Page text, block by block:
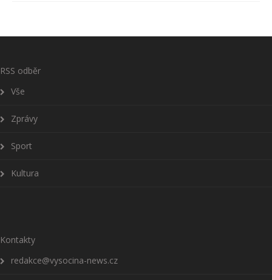
RSS odběr
Vše
Zprávy
Sport
Kultura
Kontakty
redakce@vysocina-news.cz